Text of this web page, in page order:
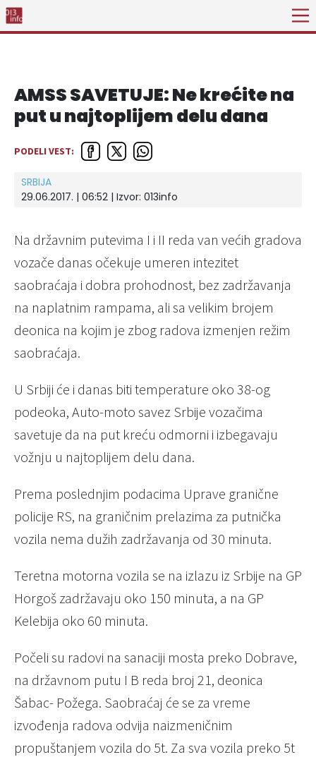
AMSS SAVETUJE: Ne krećite na
put u najtoplijem delu dana
PODELI VEST:
SRBIJA
29.06.2017. | 06:52 | Izvor: 013info
Na državnim putevima I i II reda van većih gradova
vozače danas očekuje umeren intezitet
saobraćaja i dobra prohodnost, bez zadržavanja
na naplatnim rampama, ali sa velikim brojem
deonica na kojim je zbog radova izmenjen režim
saobraćaja.
U Srbiji će i danas biti temperature oko 38-og
podeoka, Auto-moto savez Srbije vozačima
savetuje da na put kreću odmorni i izbegavaju
vožnju u najtoplijem delu dana.
Prema poslednjim podacima Uprave granične
policije RS, na graničnim prelazima za putnička
vozila nema dužih zadržavanja od 30 minuta.
Teretna motorna vozila se na izlazu iz Srbije na GP
Horgoš zadržavaju oko 150 minuta, a na GP
Kelebija oko 60 minuta.
Počeli su radovi na sanaciji mosta preko Dobrave,
na državnom putu I B reda broj 21, deonica
Šabac- Požega. Saobraćaj će se za vreme
izvođenja radova odvija naizmeničnim
propuštanjem vozila do 5t. Za sva vozila preko 5t